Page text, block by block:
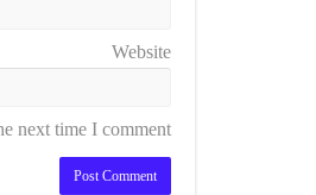
Website
next time I comment.